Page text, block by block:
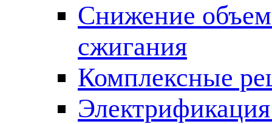
Снижение
сжигания
Комплексные